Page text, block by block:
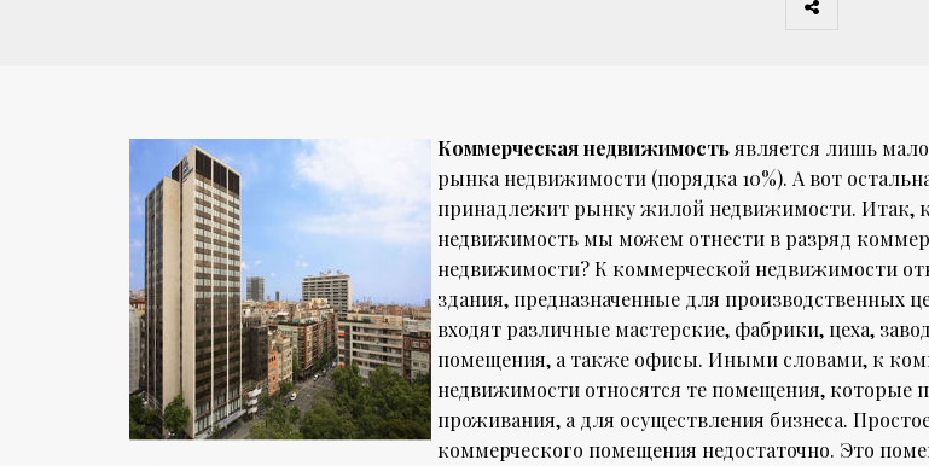
Коммерческая недвижимость является лишь
рынка недвижимости (порядка 10%). А вот
принадлежит рынку жилой недвижимости. Итак,
недвижимость мы можем отнести в разряд
недвижимости? К коммерческой недвижимости
здания, предназначенные для производственных
входят различные мастерские, фабрики, цеха,
помещения, а также офисы. Иными словами, к
недвижимости относятся те помещения, которые
проживания, а для осуществления бизнеса.
коммерческого помещения недостаточно. Это